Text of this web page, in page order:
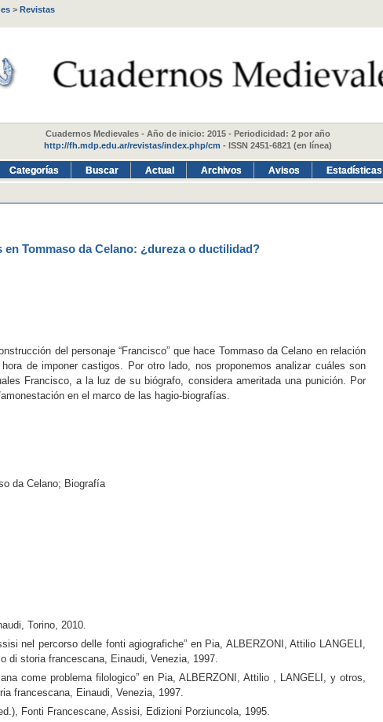
> Revistas
Cuadernos Medievales - Año de inicio: 2015 - Periodicidad: 2 por año
http://fh.mdp.edu.ar/revistas/index.php/cm - ISSN 2451-6821 (en línea)
Categorías Buscar Actual Archivos Avisos Estadísticas
Tommaso da Celano: ¿dureza o ductilidad?
del personaje “Francisco” que hace Tommaso da Celano en relación
de imponer castigos. Por otro lado, nos proponemos analizar cuáles son
Francisco, a la luz de su biógrafo, considera ameritada una punición. Por
en el marco de las hagio-biografías.
da Celano; Biografía
Torino, 2010.
nel percorso delle fonti agiografiche” en Pia, ALBERZONI, Attilio LANGELI,
di storia francescana, Einaudi, Venezia, 1997.
come problema filologico” en Pia, ALBERZONI, Attilio , LANGELI, y otros,
francescana, Einaudi, Venezia, 1997.
Fonti Francescane, Assisi, Edizioni Porziuncola, 1995.